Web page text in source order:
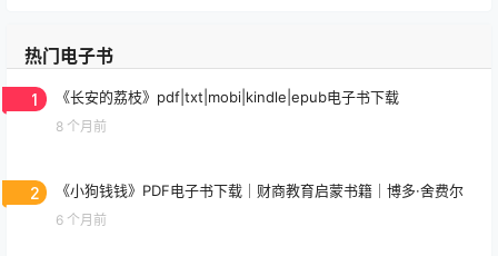
热门电子书
1 《长安的荔枝》pdf|txt|mobi|kindle|epub电子书下载
8 个月前
2 《小狗钱钱》PDF电子书下载｜财商教育启蒙书籍｜博多·舍费尔
6 个月前